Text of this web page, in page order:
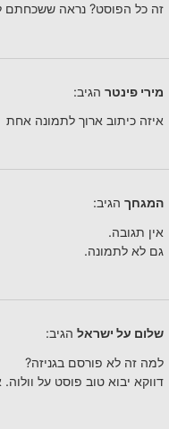
זה כל הפוסט? נראה ששכחתם
מירי פינטר הגיב:
איזה כיתוב ארוך לתמונה אחת
המגחך הגיב:
אין תגובה.
גם לא לתמונה.
שלום על ישראל הגיב:
למה זה לא פורסם בגניזה?
דווקא יבוא טוב פוסט על